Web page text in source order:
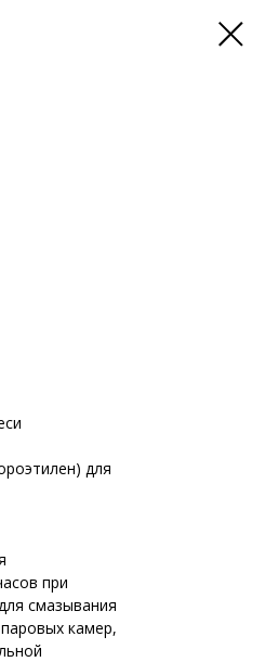
для
при
смазывания
камер,